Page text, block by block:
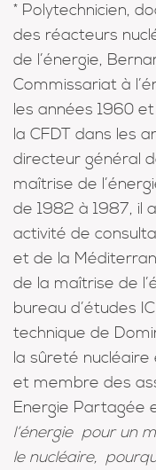
* Polytechnicien,
des réacteurs
de l’énergie,
Commissariat à
les années 1960
la CFDT dans les
directeur général
maîtrise de
de 1982 à 1987, il
activité de
et de la
de la maîtrise de
bureau d’études
technique de
la sûreté
et membre des
Energie Partagée
l’énergie pour un
le nucléaire,